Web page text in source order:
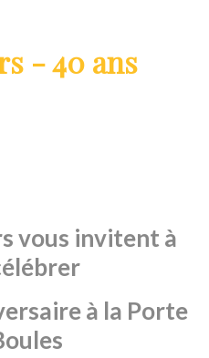
- 40 ans
vous invitent à
à la Porte